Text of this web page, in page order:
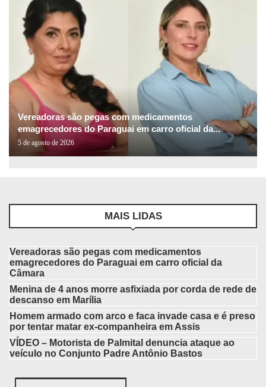
Vereadoras são pegas com medicamentos
emagrecedores do Paraguai em carro oficial da...
5 de agosto de 2026
MAIS LIDAS
Vereadoras são pegas com medicamentos
emagrecedores do Paraguai em carro oficial da
Câmara
Menina de 4 anos morre asfixiada por corda de rede de
descanso em Marília
Homem armado com arco e faca invade casa e é preso
por tentar matar ex-companheira em Assis
VÍDEO – Motorista de Palmital denuncia ataque ao
veículo no Conjunto Padre Antônio Bastos